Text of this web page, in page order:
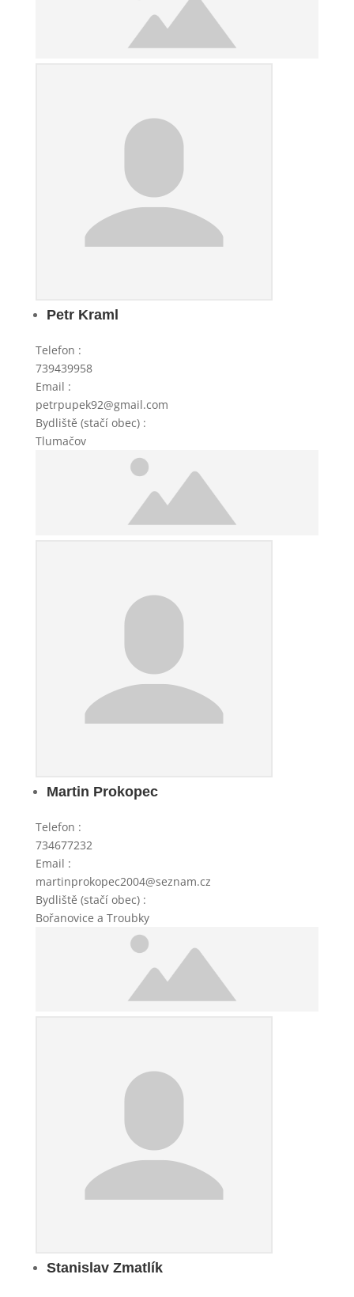
Petr Kraml
Telefon :
739439958
Email :
petrpupek92@gmail.com
Bydliště (stačí obec) :
Tlumačov
Martin Prokopec
Telefon :
734677232
Email :
martinprokopec2004@seznam.cz
Bydliště (stačí obec) :
Bořanovice a Troubky
Stanislav Zmatlík